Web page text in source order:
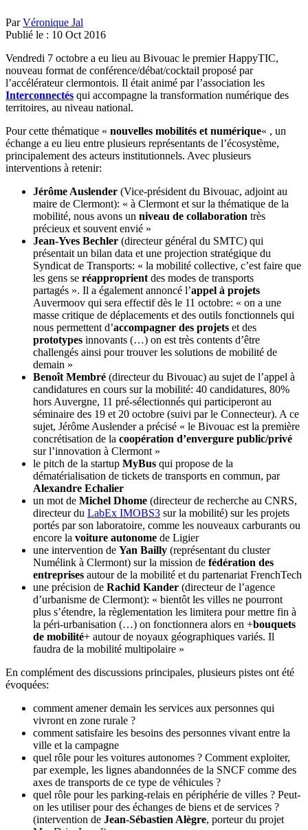
ParVéronique Jal
Publié le : 10 Oct 2016
Vendredi 7 octobre a eu lieu au Bivouac le premier HappyTIC,
nouveau format de conférence/débat/cocktail proposé par
l’accélérateur clermontois. Il était animé par l’association les
Interconnectés qui accompagne la transformation numérique des
territoires, au niveau national.
Pour cette thématique « nouvelles mobilités et numérique« , un
échange a eu lieu entre plusieurs représentants de l’écosystème,
principalement des acteurs institutionnels. Avec plusieurs
interventions à retenir:
Jérôme Auslender (Vice-président du Bivouac, adjoint au
maire de Clermont): « à Clermont et sur la thématique de la
mobilité, nous avons un niveau de collaboration très
précieux et souvent envié »
Jean-Yves Bechler (directeur général du SMTC) qui
présentait un bilan data et une projection stratégique du
Syndicat de Transports: « la mobilité collective, c’est faire que
les gens se réapproprient des modes de transports
partagés ». Il a également annoncé l’appel à projets
Auvermoov qui sera effectif dès le 11 octobre: « on a une
masse critique de déplacements et des outils fonctionnels qui
nous permettent d’accompagner des projets et des
prototypes innovants (…) on est très contents d’être
challengés ainsi pour trouver les solutions de mobilité de
demain »
Benoît Membré (directeur du Bivouac) au sujet de l’appel à
candidatures en cours sur la mobilité: 40 candidatures, 80%
hors Auvergne, 11 pré-sélectionnés qui participeront au
séminaire des 19 et 20 octobre (suivi par le Connecteur). A ce
sujet, Jérôme Auslender a précisé « le Bivouac est la première
concrétisation de la coopération d’envergure public/privé
sur l’innovation à Clermont »
le pitch de la startup MyBus qui propose de la
dématérialisation de tickets de transports en commun, par
Alexandre Echalier
un mot de Michel Dhome (directeur de recherche au CNRS,
directeur du LabEx IMOBS3 sur la mobilité) sur les projets
portés par son laboratoire, comme les nouveaux carburants ou
encore la voiture autonome de Ligier
une intervention de Yan Bailly (représentant du cluster
Numélink à Clermont) sur la mission de fédération des
entreprises autour de la mobilité et du partenariat FrenchTech
une précision de Rachid Kander (directeur de l’agence
d’urbanisme de Clermont): « bientôt les villes ne pourront
plus s’étendre, la règlementation les limitera pour mettre fin à
la péri-urbanisation (…) on fonctionnera alors en +bouquets
de mobilité+ autour de noyaux géographiques variés. Il
faudra de la mobilité multipolaire »
En complément des discussions principales, plusieurs pistes ont été
évoquées:
comment amener demain les services aux personnes qui
vivront en zone rurale ?
comment satisfaire les besoins des personnes vivant entre la
ville et la campagne
quel rôle pour les voitures autonomes ? Comment exploiter,
par exemple, les lignes abandonnées de la SNCF comme des
axes de transports de ce type de véhicules ?
quel rôle pour les parking-relais en périphérie de villes ? Peut-
on les utiliser pour des échanges de biens et de services ?
(intervention de Jean-Sébastien Alègre, porteur du projet